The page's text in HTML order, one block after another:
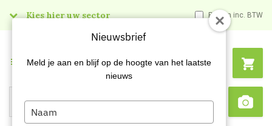
Kies hier uw sector Prijzen inc. BTW
Search
Menu
Nieuwsbrief
Meld je aan en blijf op de hoogte van het laatste
nieuws
Type
your